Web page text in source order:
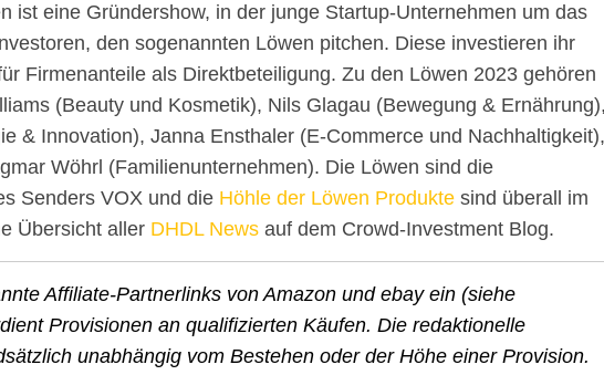
ist eine Gründershow, in der junge Startup-Unternehmen um das
den sogenannten Löwen pitchen. Diese investieren ihr
Firmenanteile als Direktbeteiligung. Zu den Löwen 2023 gehören
(Beauty und Kosmetik), Nils Glagau (Bewegung &
& Innovation), Janna Ensthaler (E-Commerce und Nachhaltigkeit),
Wöhrl (Familienunternehmen). Die Löwen sind die
Senders VOX und die Höhle der Löwen Produkte sind überall im
Übersicht aller DHDL News auf dem Crowd-Investment Blog.
Affiliate-Partnerlinks von Amazon und ebay ein (siehe
Provisionen an qualifizierten Käufen. Die redaktionelle
unabhängig vom Bestehen oder der Höhe einer Provision.